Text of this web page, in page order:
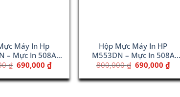
Máy In Hp
– Mực In 508A
(CF360A)
₫ Giá
là:
800,000 ₫.
690,000₫Giá
tại
là:
Hộp Mực Máy In HP
M553DN – Mực In 508A
Cyan (CF361A)
800,000₫ Giá
là:
800,000 ₫.
690,000₫Giá
tại
là: